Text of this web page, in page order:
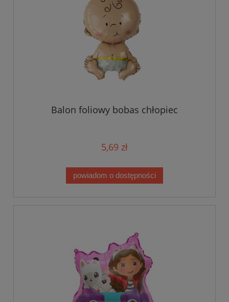
Balon foliowy bobas chłopiec
5,69 zł
powiadom o dostępności